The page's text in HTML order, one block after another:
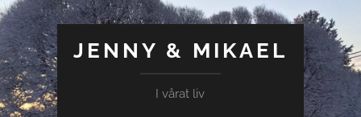
JENNY & MIKAEL
I vårat liv